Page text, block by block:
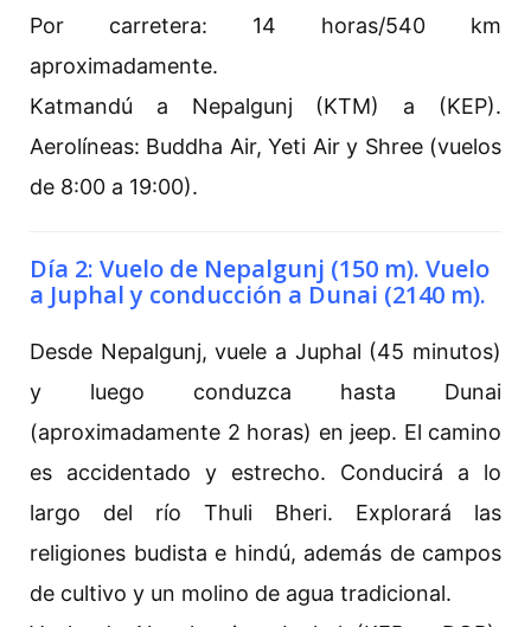
Por carretera: 14 horas/540 km
aproximadamente.
Katmandú a Nepalgunj (KTM) a (KEP).
Aerolíneas: Buddha Air, Yeti Air y Shree (vuelos
de 8:00 a 19:00).
Día 2: Vuelo de Nepalgunj (150 m). Vuelo
a Juphal y conducción a Dunai (2140 m).
Desde Nepalgunj, vuele a Juphal (45 minutos)
y luego conduzca hasta Dunai
(aproximadamente 2 horas) en jeep. El camino
es accidentado y estrecho. Conducirá a lo
largo del río Thuli Bheri. Explorará las
religiones budista e hindú, además de campos
de cultivo y un molino de agua tradicional.